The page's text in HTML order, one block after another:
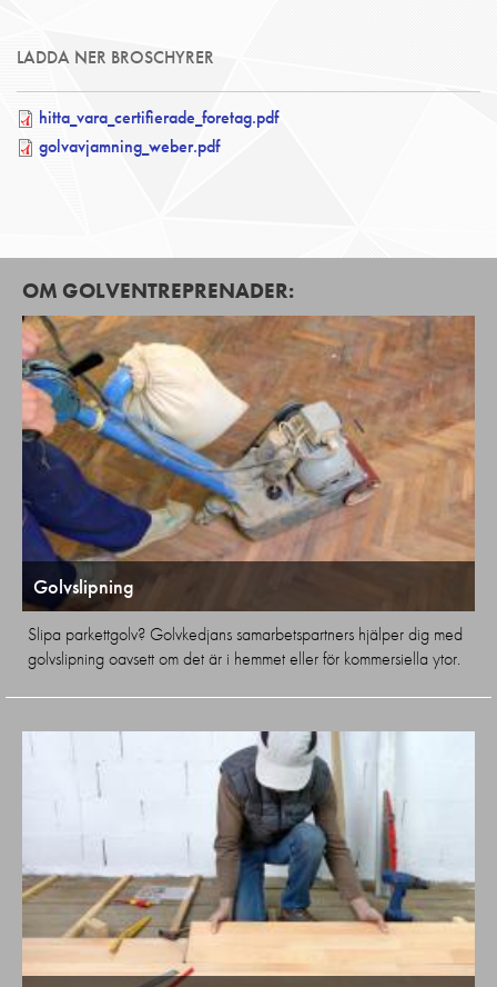
LADDA NER BROSCHYRER
hitta_vara_certifierade_foretag.pdf
golvavjamning_weber.pdf
OM GOLVENTREPRENADER:
Golvslipning
Slipa parkettgolv? Golvkedjans samarbetspartners hjälper dig med
golvslipning oavsett om det är i hemmet eller för kommersiella ytor.